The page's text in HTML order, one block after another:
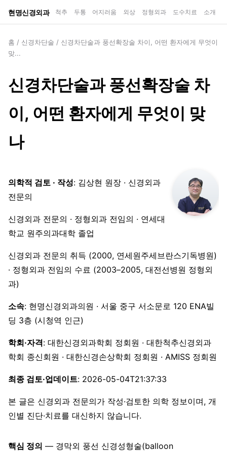
현명신경외과 척추 두통 어지러움 외상 정형외과 도수치료 소개
홈 / 신경차단술 / 신경차단술과 풍선확장술 차이, 어떤 환자에게 무엇이
맞...
신경차단술과 풍선확장술 차
이, 어떤 환자에게 무엇이 맞
나
의학적 검토 · 작성: 김상현 원장 · 신경외과
전문의
신경외과 전문의 · 정형외과 전임의 · 연세대
학교 원주의과대학 졸업
신경외과 전문의 취득 (2000, 연세원주세브란스기독병원)
· 정형외과 전임의 수료 (2003–2005, 대전선병원 정형외
과)
소속: 현명신경외과의원 · 서울 중구 서소문로 120 ENA빌
딩 3층 (시청역 인근)
학회·자격: 대한신경외과학회 정회원 · 대한척추신경외과
학회 종신회원 · 대한신경손상학회 정회원 · AMISS 정회원
최종 검토·업데이트: 2026-05-04T21:37:33
본 글은 신경외과 전문의가 작성·검토한 의학 정보이며, 개
인별 진단·치료를 대신하지 않습니다.
핵심 정의 — 경막외 풍선 신경성형술(balloon